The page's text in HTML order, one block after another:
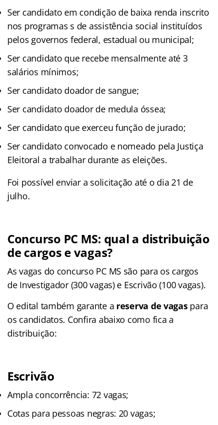
Ser candidato em condição de baixa renda inscrito
nos programas s de assistência social instituídos
pelos governos federal, estadual ou municipal;
Ser candidato que recebe mensalmente até 3
salários mínimos;
Ser candidato doador de sangue;
Ser candidato doador de medula óssea;
Ser candidato que exerceu função de jurado;
Ser candidato convocado e nomeado pela Justiça
Eleitoral a trabalhar durante as eleições.
Foi possível enviar a solicitação até o dia 21 de
julho.
Concurso PC MS: qual a distribuição
de cargos e vagas?
As vagas do concurso PC MS são para os cargos
de Investigador (300 vagas) e Escrivão (100 vagas).
O edital também garante a reserva de vagaspara
os candidatos. Confira abaixo como fica a
distribuição:
Escrivão
Ampla concorrência: 72 vagas;
Cotas para pessoas negras: 20 vagas;